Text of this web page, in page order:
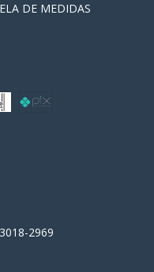
DE MEDIDAS
2969